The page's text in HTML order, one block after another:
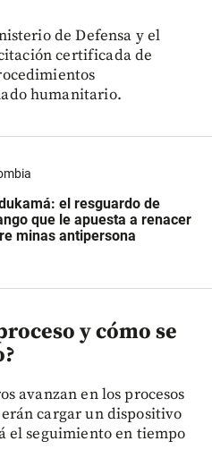
de Defensa y el
certificada de
humanitario.
el resguardo de
que le apuesta a renacer
minas antipersona
y cómo se
avanzan en los procesos
cargar un dispositivo
el seguimiento en tiempo